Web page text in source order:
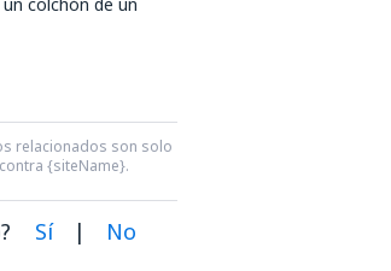
colchón de un
relacionados son solo
{siteName}.
Sí | No